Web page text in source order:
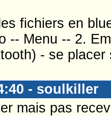
fichiers en
-- Menu -- 2.
- se
- soulkiller
mais pas